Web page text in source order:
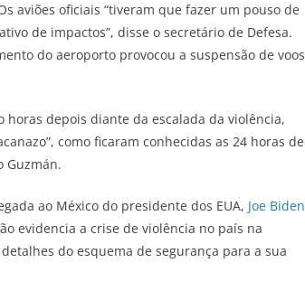
aviões oficiais “tiveram que fazer um pouso de
de impactos”, disse o secretário de Defesa.
do aeroporto provocou a suspensão de voos
horas depois diante da escalada da violência,
como ficaram conhecidas as 24 horas de
Guzmán.
ao México do presidente dos EUA, Joe Biden
evidencia a crise de violência no país na
do esquema de segurança para a sua